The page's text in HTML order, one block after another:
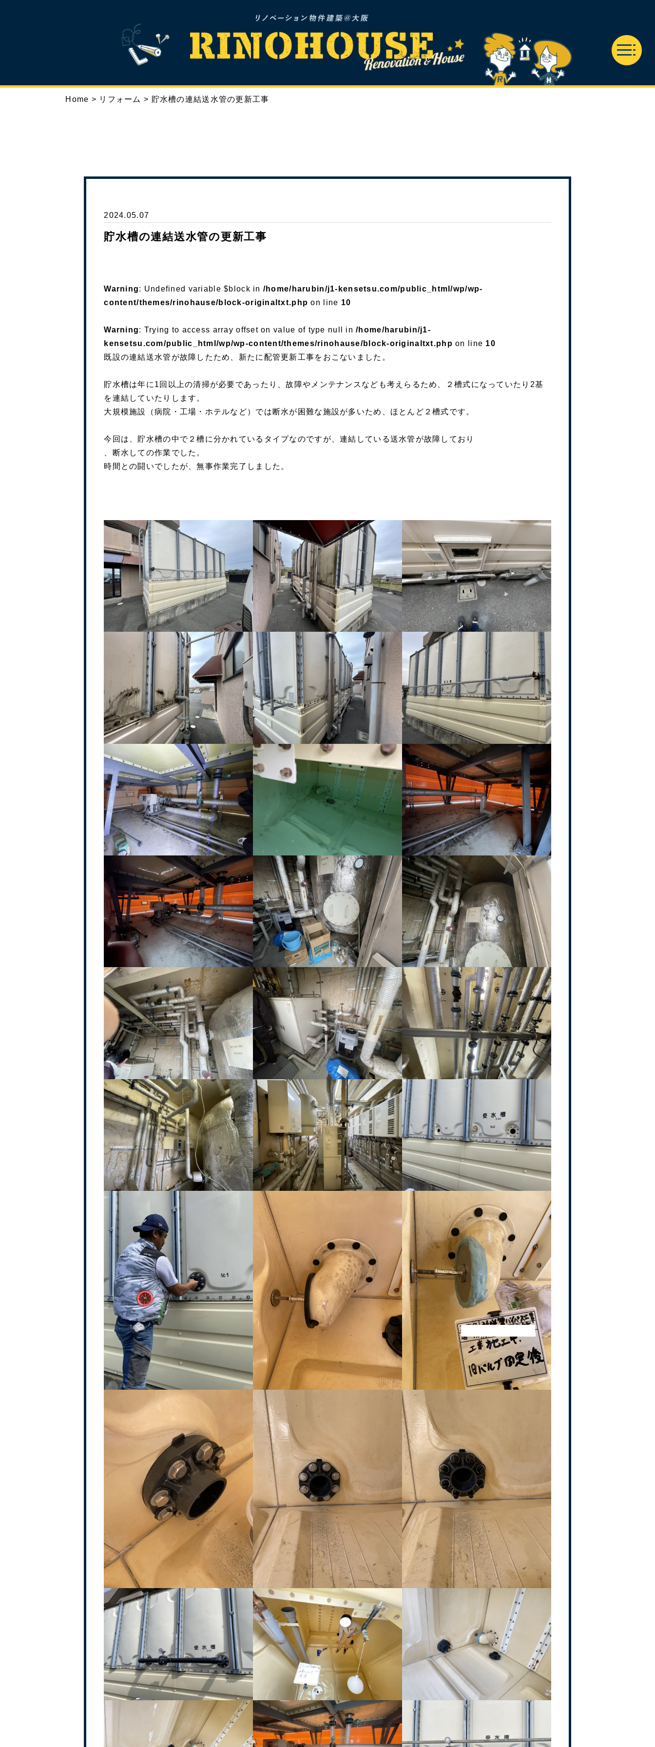
TOP ABOUT RENOVATION
Home > リフォーム > 貯水槽の連結送水管の更新工事
2024.05.07
貯水槽の連結送水管の更新工事
Warning: Undefined variable $block in /home/harubin/j1-kensetsu.com/public_html/wp/wp-
content/themes/rinohause/block-originaltxt.php on line 10
Warning: Trying to access array offset on value of type null in/home/harubin/j1-
kensetsu.com/public_html/wp/wp-content/themes/rinohause/block-originaltxt.php on line 10
既設の連結送水管が故障したため、新たに配管更新工事をおこないました。
貯水槽は年に1回以上の清掃が必要であったり、故障やメンテナンスなども考えらるため、２槽式になっていたり2基
を連結していたりします。
大規模施設（病院・工場・ホテルなど）では断水が困難な施設が多いため、ほとんど２槽式です。
今回は、貯水槽の中で２槽に分かれているタイプなのですが、連結している送水管が故障しており
、断水しての作業でした。
時間との闘いでしたが、無事作業完了しました。